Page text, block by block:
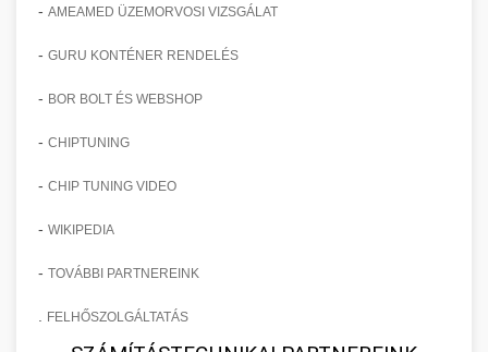
- AMEAMED ÜZEMORVOSI VIZSGÁLAT
- GURU KONTÉNER RENDELÉS
- BOR BOLT ÉS WEBSHOP
- CHIPTUNING
- CHIP TUNING VIDEO
- WIKIPEDIA
- TOVÁBBI PARTNEREINK
FELHŐSZOLGÁLTATÁS